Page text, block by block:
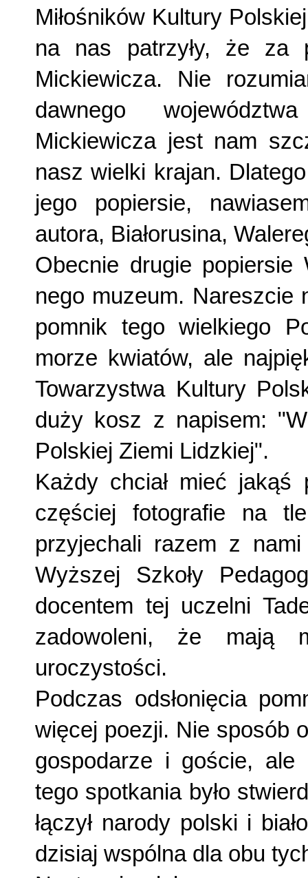
Miłośników Kultury
na nas patrzyły, że za
Mickiewicza. Nie
dawnego
Mickiewicza jest nam
nasz wielki krajan.
jego popiersie,
autora, Białorusina,
Obecnie drugie popiersie
nego muzeum. Nareszcie
pomnik tego wielkiego
morze kwiatów, ale
Towarzy­stwa Kultury
duży kosz z napisem:
Polskiej Ziemi Lidzkiej".
Każdy chciał mieć
częściej fotografie na
przyje­chali razem z
Wyższej Szkoły
docentem tej uczelni
zadowoleni, że mają
uroczystości.
Podczas odsłonięcia
więcej poezji. Nie sposób
gospodarze i goście, ale
tego spotkania było
łączył narody polski i
dzisiaj wspólna dla obu